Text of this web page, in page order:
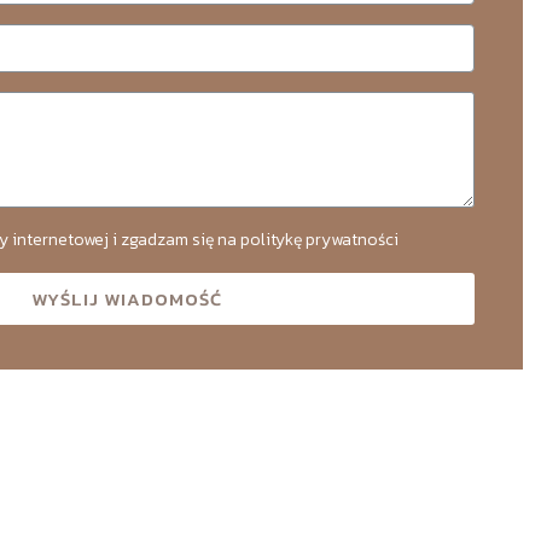
internetowej i zgadzam się na politykę prywatności
WYŚLIJ WIADOMOŚĆ